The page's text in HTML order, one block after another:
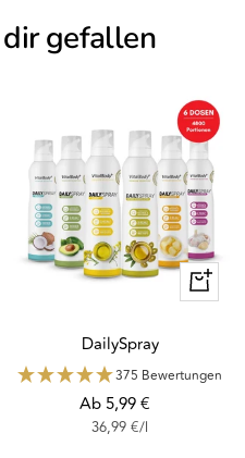
gefallen
DailySpray
375 Bewertungen
Angebotspreis
Ab 5,99 €
36,99 €/l